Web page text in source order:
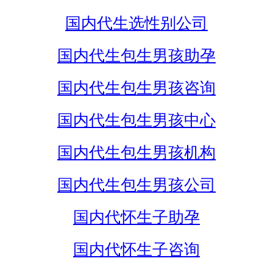
国内代生选性别公司
国内代生包生男孩助孕
国内代生包生男孩咨询
国内代生包生男孩中心
国内代生包生男孩机构
国内代生包生男孩公司
国内代怀生子助孕
国内代怀生子咨询